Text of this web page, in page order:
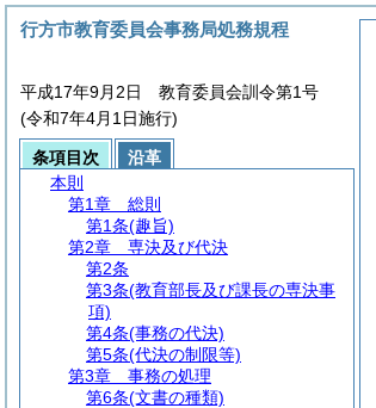
行方市教育委員会事務局処務規程
平成17年9月2日 教育委員会訓令第1号
(令和7年4月1日施行)
条項目次
沿革
本則
第1章
総則
第1条(趣旨)
第2章
専決及び代決
第2条
第3条(教育部長及び課長の専決事
項)
第4条(事務の代決)
第5条(代決の制限等)
第3章
事務の処理
第6条(文書の種類)